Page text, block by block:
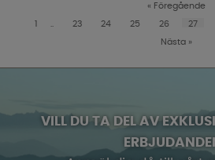
« Föregående
1 23 24 25 26 27
Nästa »
VILL DU TA DEL AV